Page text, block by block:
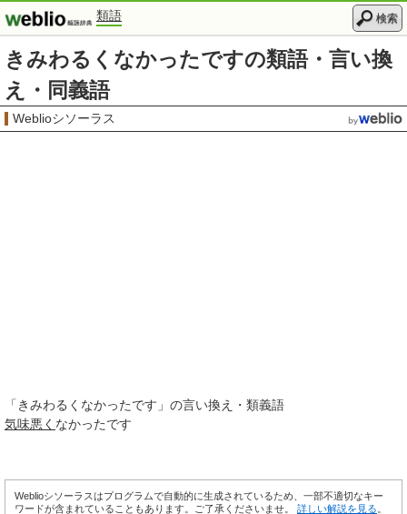
類語 検索
きみわるくなかったですの類語・言い換
え・同義語
Weblioシソーラス
「 きみわるくなかったです 」の言い換え・類義語
気味悪く なかったです
Weblioシソーラスはプログラムで自動的に生成されているため、一部不適切なキー
ワードが含まれていることもあります。ご了承くださいませ。 詳しい解説を見る